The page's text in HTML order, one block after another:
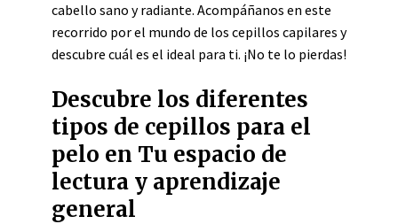
cabello sano y radiante. Acompáñanos en este
recorrido por el mundo de los cepillos capilares y
descubre cuál es el ideal para ti. ¡No te lo pierdas!
Descubre los diferentes
tipos de cepillos para el
pelo en Tu espacio de
lectura y aprendizaje
general